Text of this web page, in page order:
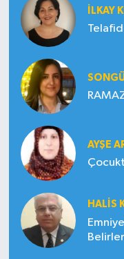
İLKAY
AYŞE
HALIS